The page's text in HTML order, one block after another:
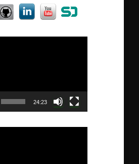
24:23